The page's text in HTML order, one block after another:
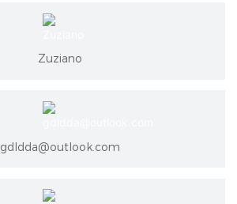
Zuziano
gdldda@outlook.com